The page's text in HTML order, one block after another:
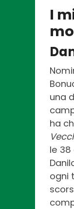
I
una
ha
le
ogni